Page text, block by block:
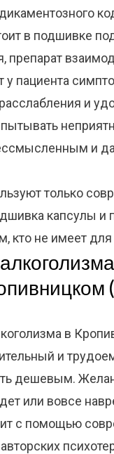
в подшивке
препарат
пациента
и
и
только
капсулы и
кто не имеет для
в
и
дешевым.
или вовсе
с помощью